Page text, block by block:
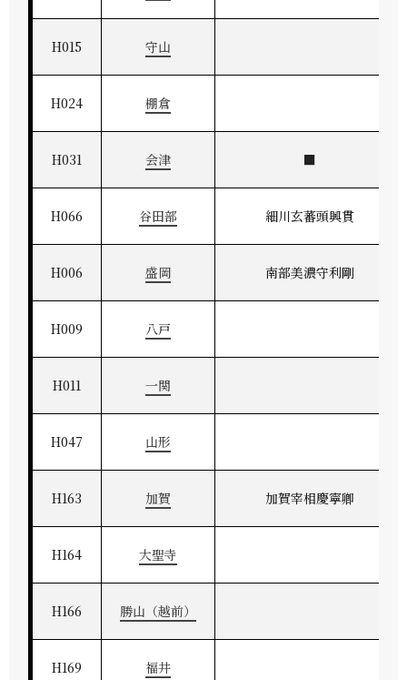
H015 守山
H024 棚倉
H031 会津 ■
H066 谷田部 細川玄蕃頭興貫
H006 盛岡 南部美濃守利剛
H009 八戸
H011 一関
H047 山形
H163 加賀 加賀宰相慶寧卿
H164 大聖寺
H166 勝山（越前）
H169 福井